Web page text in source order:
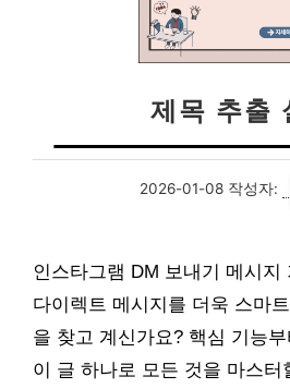
제목 추출
2026-01-08 작성자:
인스타그램 DM 보내기 메시지
다이렉트 메시지를 더욱 스마
을 찾고 계신가요? 핵심 기능
이 글 하나로 모든 것을 마스터